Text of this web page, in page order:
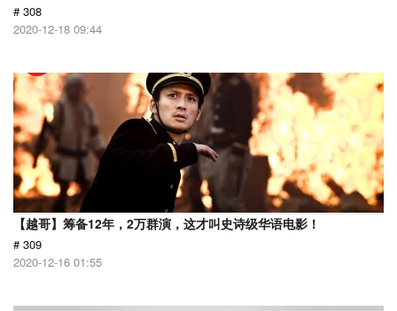
# 308
2020-12-18 09:44
【越哥】筹备12年，2万群演，这才叫史诗级华语电影！
# 309
2020-12-16 01:55